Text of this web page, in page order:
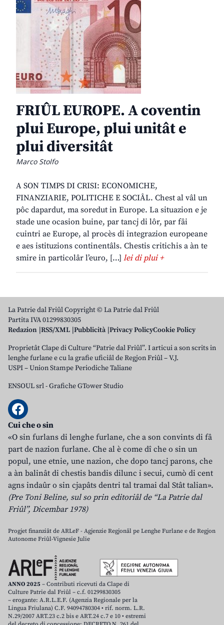
FRIÛL EUROPE. A coventin
plui Europe, plui unitât e
plui diversitât
Marco Stolfo
A SON TIMPS DI CRISI: ECONOMICHE,
FINANZIARIE, POLITICHE E SOCIÂL. Chest al vâl un
pôc dapardut, ma soredut in Europe. La situazion e je
stade une ocasion buine, par tancj di lôr, par fâi
cuintri ae Europe, al procès di integrazion europeane
e aes istituzions continentâls. Chestis critichis a àn te
smire in particolâr l’euro, […] lei di plui +
La Patrie dal Friûl Copyright © La Patrie dal Friûl
Partita IVA 01299830305
Redazion RSS/XML Pubblicità Privacy PolicyCookie Policy
Proprietât Clape di Culture “Patrie dal Friûl”. I articui a son scrits in
lenghe furlane e cu la grafie uficiâl de Regjon Friûl – V.J.
USPI – Union Stampe Periodiche Taliane
ENSOUL srl-Grafiche GTower Studio
Cui che o sin
«O sin furlans di lenghe furlane, che a son convints di fâ
part de nazion furlane. Che al è come dî che o sin un
popul, une etnie, une nazion, che dopo tancj parons, che
a àn balinât di chestis bandis dilunc i secui, cumò di cent
agns indaûr o sin cjapâts dentri tal tramai dal Stât talian».
(Pre Toni Beline, sul so prin editoriâl de “La Patrie dal
Friûl”, Dicembar 1978)
Progjet finanziât de ARLeF - Agjenzie Regjonâl pe Lenghe Furlane e de Regjon
Autonome Friûl-Vignesie Julie
ANNO 2025 – Contributi ricevuti da Clape di
Culture Patrie dal Friûl – c.f. 01299830305
– erogante: A.R.L.E.F. (Agenzia Regionale per la
Lingua Friulana) C.F. 94094780304 • rif. norm. L.R.
N.29/2007 ART.23 c.2 bis e ART.24 c.7 e 10 • estremi